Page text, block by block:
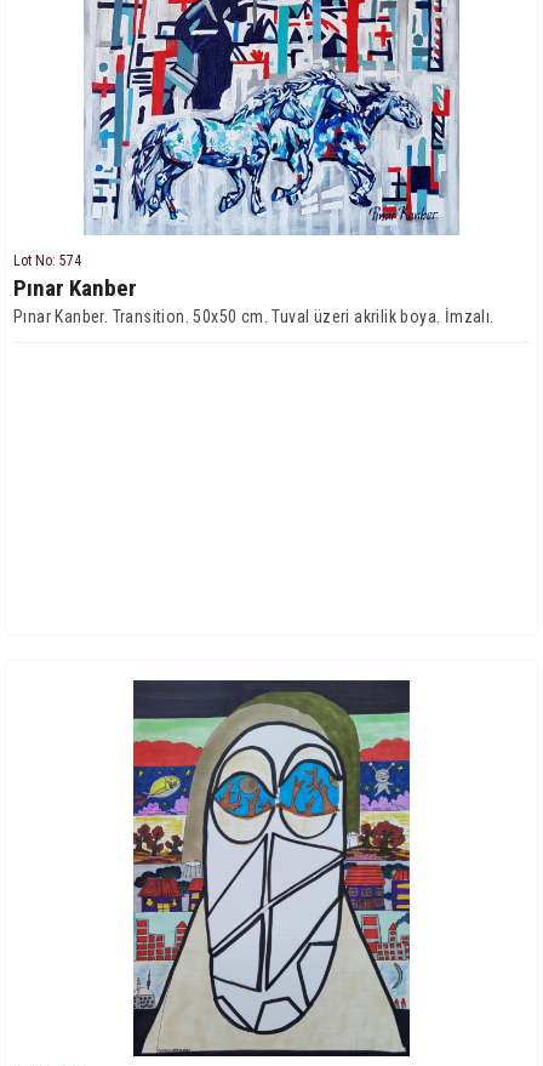
Lot No: 574
Pınar Kanber
Pınar Kanber. Transition. 50x50 cm. Tuval üzeri akrilik boya. İmzalı.